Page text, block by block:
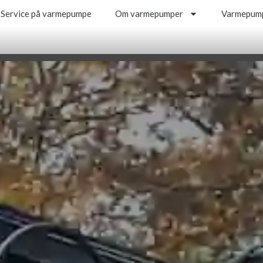
Service på varmepumpe Om varmepumper
Service på varmepumpe Om varmepumper